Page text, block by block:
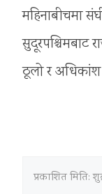
महिनाबीचमा
सुदूरपश्चिमबाट
ठूलो र अधिकांश
प्रकाशित मिति: